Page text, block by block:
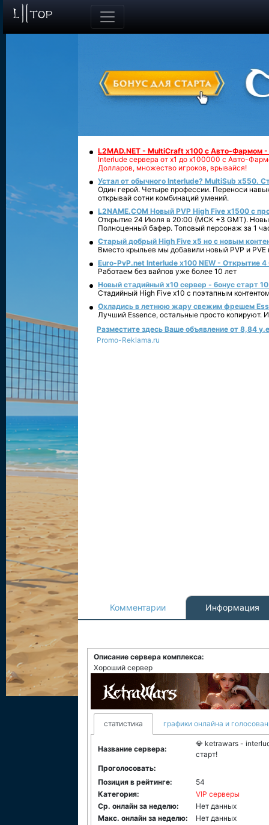
L2MAD.NET - MultiCraft x100 с Авто-Фармом
Interlude сервера от х1 до х100000 с Авто-
Долларов, множество игроков, врывайся!
Устал от обычного Interlude? MultiSub x550.
Один герой. Четыре профессии. Переноси
открывай сотни комбинаций умений.
L2NAME.COM Новый PVP High Five x1500 с
Открытие 24 Июля в 20:00 (МСК +3 GMT).
Полноценный бафер. Топовый персонаж за 1
Старый добрый High Five x5 но с новым
Вместо крыльев мы добавили новый PVP и PVE
Euro-PvP.net Interlude х100 NEW - Открытие 4
Работаем без вайпов уже более 10 лет
Новый стадийный х10 сервер - бонус старт
Стадийный High Five x10 с поэтапным
Охладись в летнюю жару свежим фрешем
Лучший Essence, остальные просто копируют.
Разместите здесь Ваше объявление от 8,84
Promo-Reklama.ru
Комментарии Информация
Описание сервера комплекса:
Хороший сервер
статистика графики онлайна и
Название сервера:
💎 ketrawars -
старт!
Проголосовать:
Позиция в рейтинге:
54
Категория:
VIP серверы
Ср. онлайн за неделю:
Нет данных
Макс. онлайн за неделю:
Нет данных